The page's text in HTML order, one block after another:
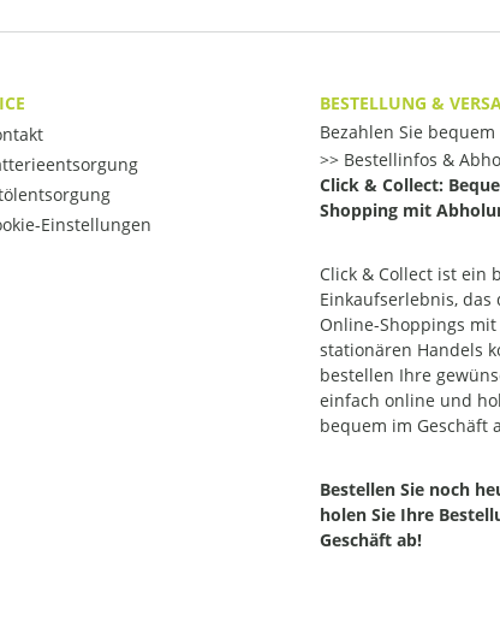
Einstellungen
BESTELLUNG &
Bezahlen Sie
Bestellinfos &
Click & Collect:
Shopping mit
Click & Collect ist ein
Einkaufserlebnis, das
Online-Shoppings
stationären Handels
bestellen Ihre
einfach online und
bequem im Geschäft
Bestellen Sie noch
holen Sie Ihre
Geschäft ab!